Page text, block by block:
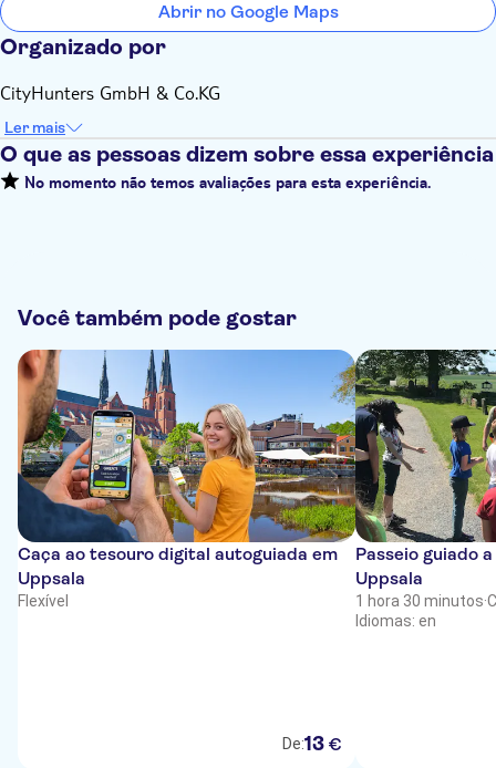
Abrir no Google Maps
Organizado por
CityHunters GmbH & Co.KG
Ler mais
O que as pessoas dizem sobre essa experiência
No momento não temos avaliações para esta experiência.
Você também pode gostar
Caça ao tesouro digital autoguiada em
Uppsala
Flexível
De:13 €
Passeio guiado
Uppsala
1 hora 30 minutos·
Idiomas: en